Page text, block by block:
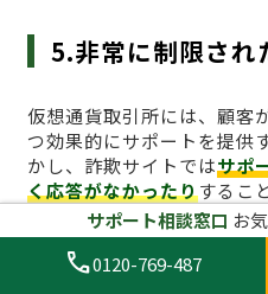
5.非常に制限され
仮想通貨取引所には、顧客
つ効果的にサポートを提供
かし、詐欺サイトではサポ
く応答がなかったりするこ
OpenEyesLimited（
ザーからの問い合わせに対
策を提供することなく放置
サポート相談窓口 お
call0120-769-487